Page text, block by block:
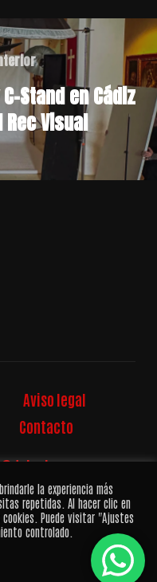
Stand en Cádiz
Visual
Aviso legal
Contacto
| Productora
derechos reservados
la experiencia más
repetidas. Al hacer clic en
cookies. Puede visitar "Ajustes
controlado.